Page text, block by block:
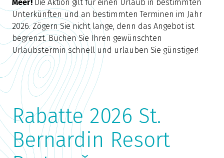
Meer!Die Aktion gilt für einen Urlaub in bestimmten
Unterkünften und an bestimmten Terminen im Jahr
2026. Zögern Sie nicht lange, denn das Angebot ist
begrenzt. Buchen Sie Ihren gewünschten
Urlaubstermin schnell und urlauben Sie günstiger!
Rabatte 2026 St.
Bernardin Resort